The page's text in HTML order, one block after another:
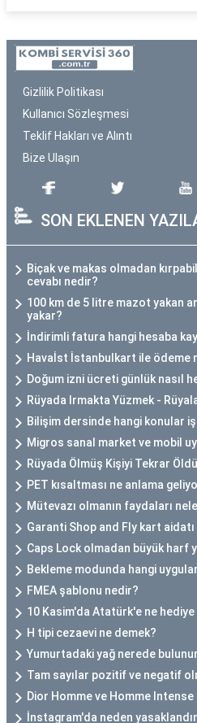
Gizlilik Politikası
Kullanıcı Sözleşmesi
Teklif Hakları ve Alıntı
Bize Ulaşın
SON EKLENEN
Biçak ve makas olmadan
cevabı nedir?
100 km de 5 litre mazot yakan
yakar?
İndirimli fatura hangi hesaba
Havaİst İstanbulkart ile ödeme
Doğum izni ücreti günlük nasıl
Rüyada Irmakta Yüzmek -
Bilişim dersinde hangi konular
Migros sanal market ve mobil
Rüyada Ölmüş Kişiyi Tekrar
PET kısaltması ne anlama
Mütevazı olmanın faydaları
Garanti Shop and Fly kart
Caps Lock olmadan büyük harf
Bekleme modunda hangi
FMEA şablonu nedir?
10 Kasim'da Atatürk'e ne
H tipi cezaevi ne demek?
Yumurtadaki yağ nerede
Tam sayılar pozitif ve negatif
Dior Homme ve Homme
İnstagram'da neden